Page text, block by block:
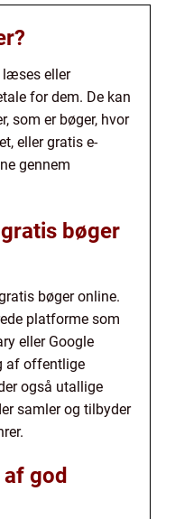
læses eller
for dem. De kan
som er bøger, hvor
eller gratis e-
gennem
bøger
bøger online.
platforme som
eller Google
af offentlige
også utallige
samler og tilbyder
god